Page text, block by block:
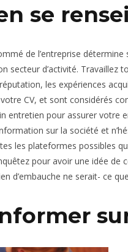
se
de l’entreprise
secteur d’activité. Travaillez
les expériences
votre CV, et sont considérés
entretien pour assurer votre
sur la société et
les plateformes possibles
pour avoir une idée de
d’embauche ne serait- ce